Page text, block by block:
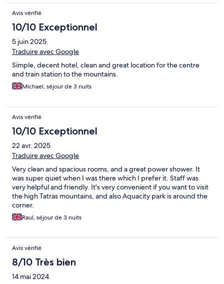
Avis vérifié
10/10 Exceptionnel
5 juin 2025
Traduire avec Google
Simple, decent hotel, clean and great location for the centre
and train station to the mountains.
Michael, séjour de 3 nuits
Avis vérifié
10/10 Exceptionnel
22 avr. 2025
Traduire avec Google
Very clean and spacious rooms, and a great power shower. It
was super quiet when I was there which I prefer it. Staff was
very helpful and friendly. It's very convenient if you want to visit
the high Tatras mountains, and also Aquacity park is around the
corner.
Raul, séjour de 3 nuits
Avis vérifié
8/10 Très bien
14 mai 2024